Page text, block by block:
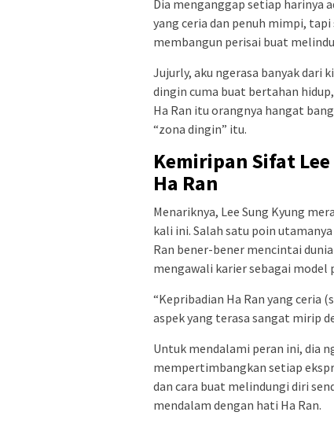
Dia menganggap setiap harinya
yang ceria dan penuh mimpi, tapi
membangun perisai buat
Jujurly, aku ngerasa banyak dari
dingin cuma buat bertahan
Ha Ran itu orangnya hangat
“zona dingin” itu.
Kemiripan Sifat
Ha Ran
Menariknya, Lee Sung Kyung
kali ini. Salah satu poin
Ran bener-bener mencintai
mengawali karier sebagai model
“Kepribadian Ha Ran yang ceria
aspek yang terasa sangat mirip
Untuk mendalami peran ini, dia
mempertimbangkan setiap
dan cara buat melindungi diri
mendalam dengan hati Ha Ran.